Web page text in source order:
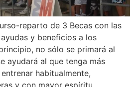
reparto de 3 Becas con las
y beneficios a los
no sólo se primará al
ayudará al que tenga más
habitualmente,